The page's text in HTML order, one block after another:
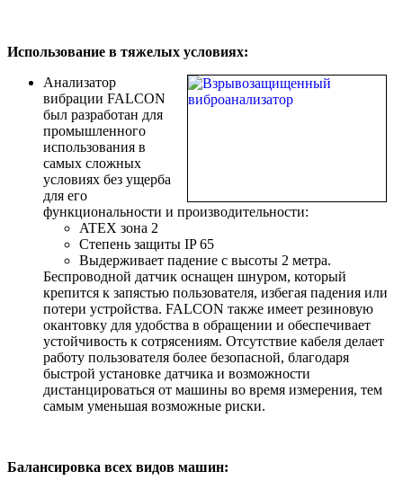
Использование в тяжелых условиях:
Анализатор
вибрации FALCON
был разработан для
промышленного
использования в
самых сложных
условиях без ущерба
для его
функциональности и производительности:
ATEX зона 2
Степень защиты IP 65
Выдерживает падение с высоты 2 метра.
Беспроводной датчик оснащен шнуром, который
крепится к запястью пользователя, избегая падения или
потери устройства. FALCON также имеет резиновую
окантовку для удобства в обращении и обеспечивает
устойчивость к сотрясениям. Отсутствие кабеля делает
работу пользователя более безопасной, благодаря
быстрой установке датчика и возможности
дистанцироваться от машины во время измерения, тем
самым уменьшая возможные риски.
Балансировка всех видов машин: